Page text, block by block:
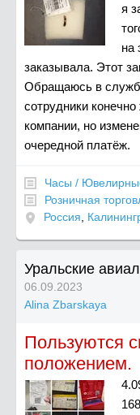
я
на
заказывала. Этот
Обращаюсь в
сотрудники
компании, но
очередной платёж.
Часы /
Розничная
Россия,
Уральские
06.09.2023
Alina Zbarskaya
Пользуются
положением.